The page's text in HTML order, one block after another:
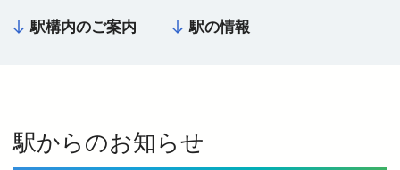
サイトマップ
駅構内のご案内 駅の情報
駅からのお知らせ